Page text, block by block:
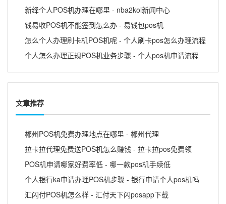
新绛个人POS机办理在哪里 - nba2kol新闻中心
钱易收POS机不能签到怎么办 - 易钱包pos机
怎么个人办理刷卡机POS机呢 - 个人刷卡pos怎么办理流程
个人怎么办理正规POS机业务步骤 - 个人pos机申请流程
文章推荐
郴州POS机免费办理地点在哪里 - 郴州代理
拉卡拉代理免费送POS机怎么赚钱 - 拉卡拉pos免费领
POS机申请哪家好费率低 - 哪一款pos机手续低
个人银行ka申请办理POS机步骤 - 银行申请个人pos机吗
汇闪付POS机怎么样 - 汇付天下闪posapp下载